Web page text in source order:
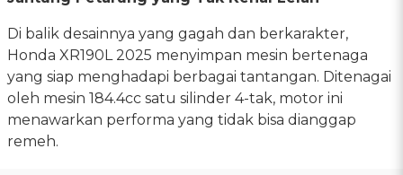
Di balik desainnya yang gagah dan berkarakter,
Honda XR190L 2025 menyimpan mesin bertenaga
yang siap menghadapi berbagai tantangan. Ditenagai
oleh mesin 184.4cc satu silinder 4-tak, motor ini
menawarkan performa yang tidak bisa dianggap
remeh.